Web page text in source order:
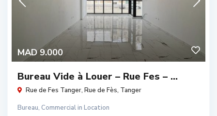
MAD 9.000
Bureau Vide à Louer – Rue Fes – ...
Rue de Fes Tanger, Rue de Fès, Tanger
Bureau, Commercialin Location